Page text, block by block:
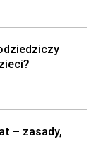
– zasady,